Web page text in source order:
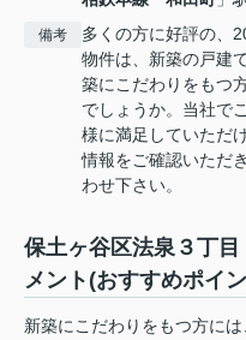
備考
多くの方に好評の、
物件は、新築の戸建
築にこだわりをもつ
でしょうか。当社で
様に満足していただ
情報をご確認いただ
わせ下さい。
保土ヶ谷区法泉３丁
メント(おすすめポイ
新築にこだわりをもつ方に